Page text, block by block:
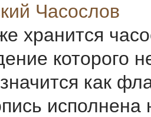
Часослов
хранится
которого
как
исполнена